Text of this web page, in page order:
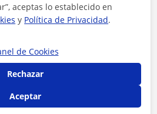
aceptas lo establecido en
y Política de Privacidad.
de Cookies
Rechazar
Aceptar